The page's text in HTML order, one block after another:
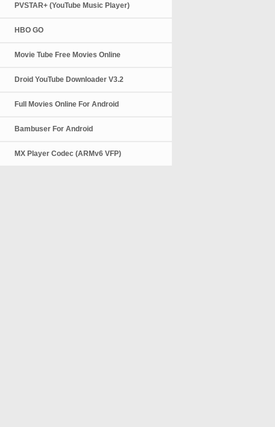
PVSTAR+ (YouTube Music Player)
HBO GO
Movie Tube Free Movies Online
Droid YouTube Downloader V3.2
Full Movies Online For Android
Bambuser For Android
MX Player Codec (ARMv6 VFP)